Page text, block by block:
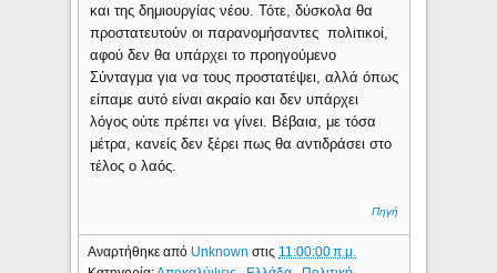
και της δημιουργίας νέου. Τότε, δύσκολα θα
προστατευτούν οι παρανομήσαντες πολιτικοί,
αφού δεν θα υπάρχει το προηγούμενο
Σύνταγμα για να τους προστατέψει, αλλά όπως
είπαμε αυτό είναι ακραίο και δεν υπάρχει
λόγος ούτε πρέπει να γίνει. Βέβαια, με τόσα
μέτρα, κανείς δεν ξέρει πως θα αντιδράσει στο
τέλος ο λαός.
Πηγή
Αναρτήθηκε από Unknownστις 11:00:00 π.μ.